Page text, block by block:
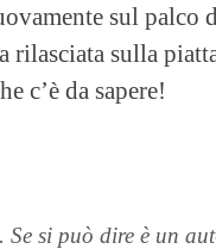
sul palco
rilasciata sulla
c’è da sapere!
si può dire è un